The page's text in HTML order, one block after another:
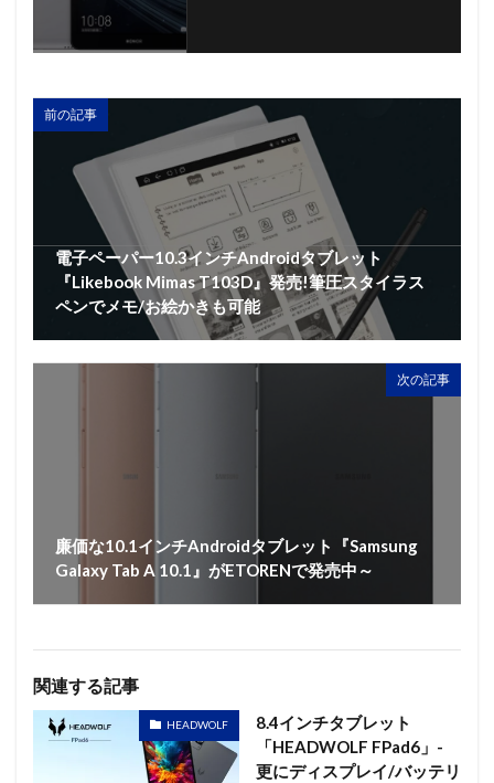
前の記事
電子ペーパー10.3インチAndroidタブレット
『Likebook Mimas T103D』発売!筆圧スタイラス
ペンでメモ/お絵かきも可能
次の記事
廉価な10.1インチAndroidタブレット『Samsung
Galaxy Tab A 10.1』がETORENで発売中～
関連する記事
HEADWOLF
8.4インチタブレット
「HEADWOLF FPad6」-
更にディスプレイ/バッテリ